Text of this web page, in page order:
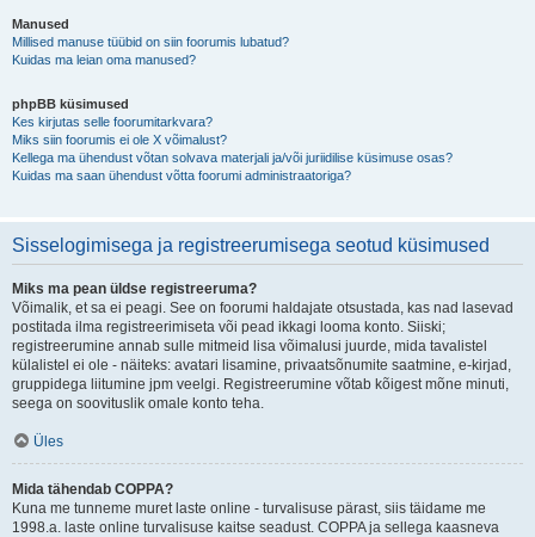
Manused
Millised manuse tüübid on siin foorumis lubatud?
Kuidas ma leian oma manused?
phpBB küsimused
Kes kirjutas selle foorumitarkvara?
Miks siin foorumis ei ole X võimalust?
Kellega ma ühendust võtan solvava materjali ja/või juriidilise küsimuse osas?
Kuidas ma saan ühendust võtta foorumi administraatoriga?
Sisselogimisega ja registreerumisega seotud küsimused
Miks ma pean üldse registreeruma?
Võimalik, et sa ei peagi. See on foorumi haldajate otsustada, kas nad lasevad
postitada ilma registreerimiseta või pead ikkagi looma konto. Siiski;
registreerumine annab sulle mitmeid lisa võimalusi juurde, mida tavalistel
külalistel ei ole - näiteks: avatari lisamine, privaatsõnumite saatmine, e-kirjad,
gruppidega liitumine jpm veelgi. Registreerumine võtab kõigest mõne minuti,
seega on soovituslik omale konto teha.
Üles
Mida tähendab COPPA?
Kuna me tunneme muret laste online - turvalisuse pärast, siis täidame me
1998.a. laste online turvalisuse kaitse seadust. COPPA ja sellega kaasneva